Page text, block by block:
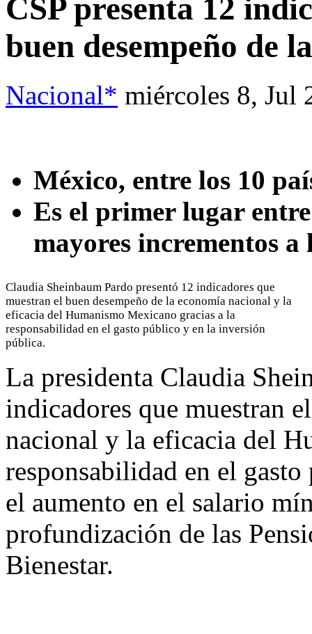
CSP presenta 12
buen desempeño de
Nacional* miércoles 8, Jul
México, entre los 10
Es el primer lugar
mayores incrementos a
Claudia Sheinbaum Pardo presentó 12 indicadores que
muestran el buen desempeño de la economía nacional y la
eficacia del Humanismo Mexicano gracias a la
responsabilidad en el gasto público y en la inversión
pública.
La presidenta Claudia
indicadores que muestran
nacional y la eficacia del
responsabilidad en el
el aumento en el salario
profundización de las
Bienestar.